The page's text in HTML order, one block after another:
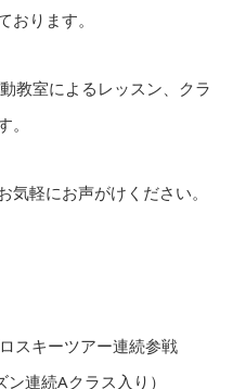
おります。
教室によるレッスン、クラ
軽にお声がけください。
スキーツアー連続参戦
連続Aクラス入り）